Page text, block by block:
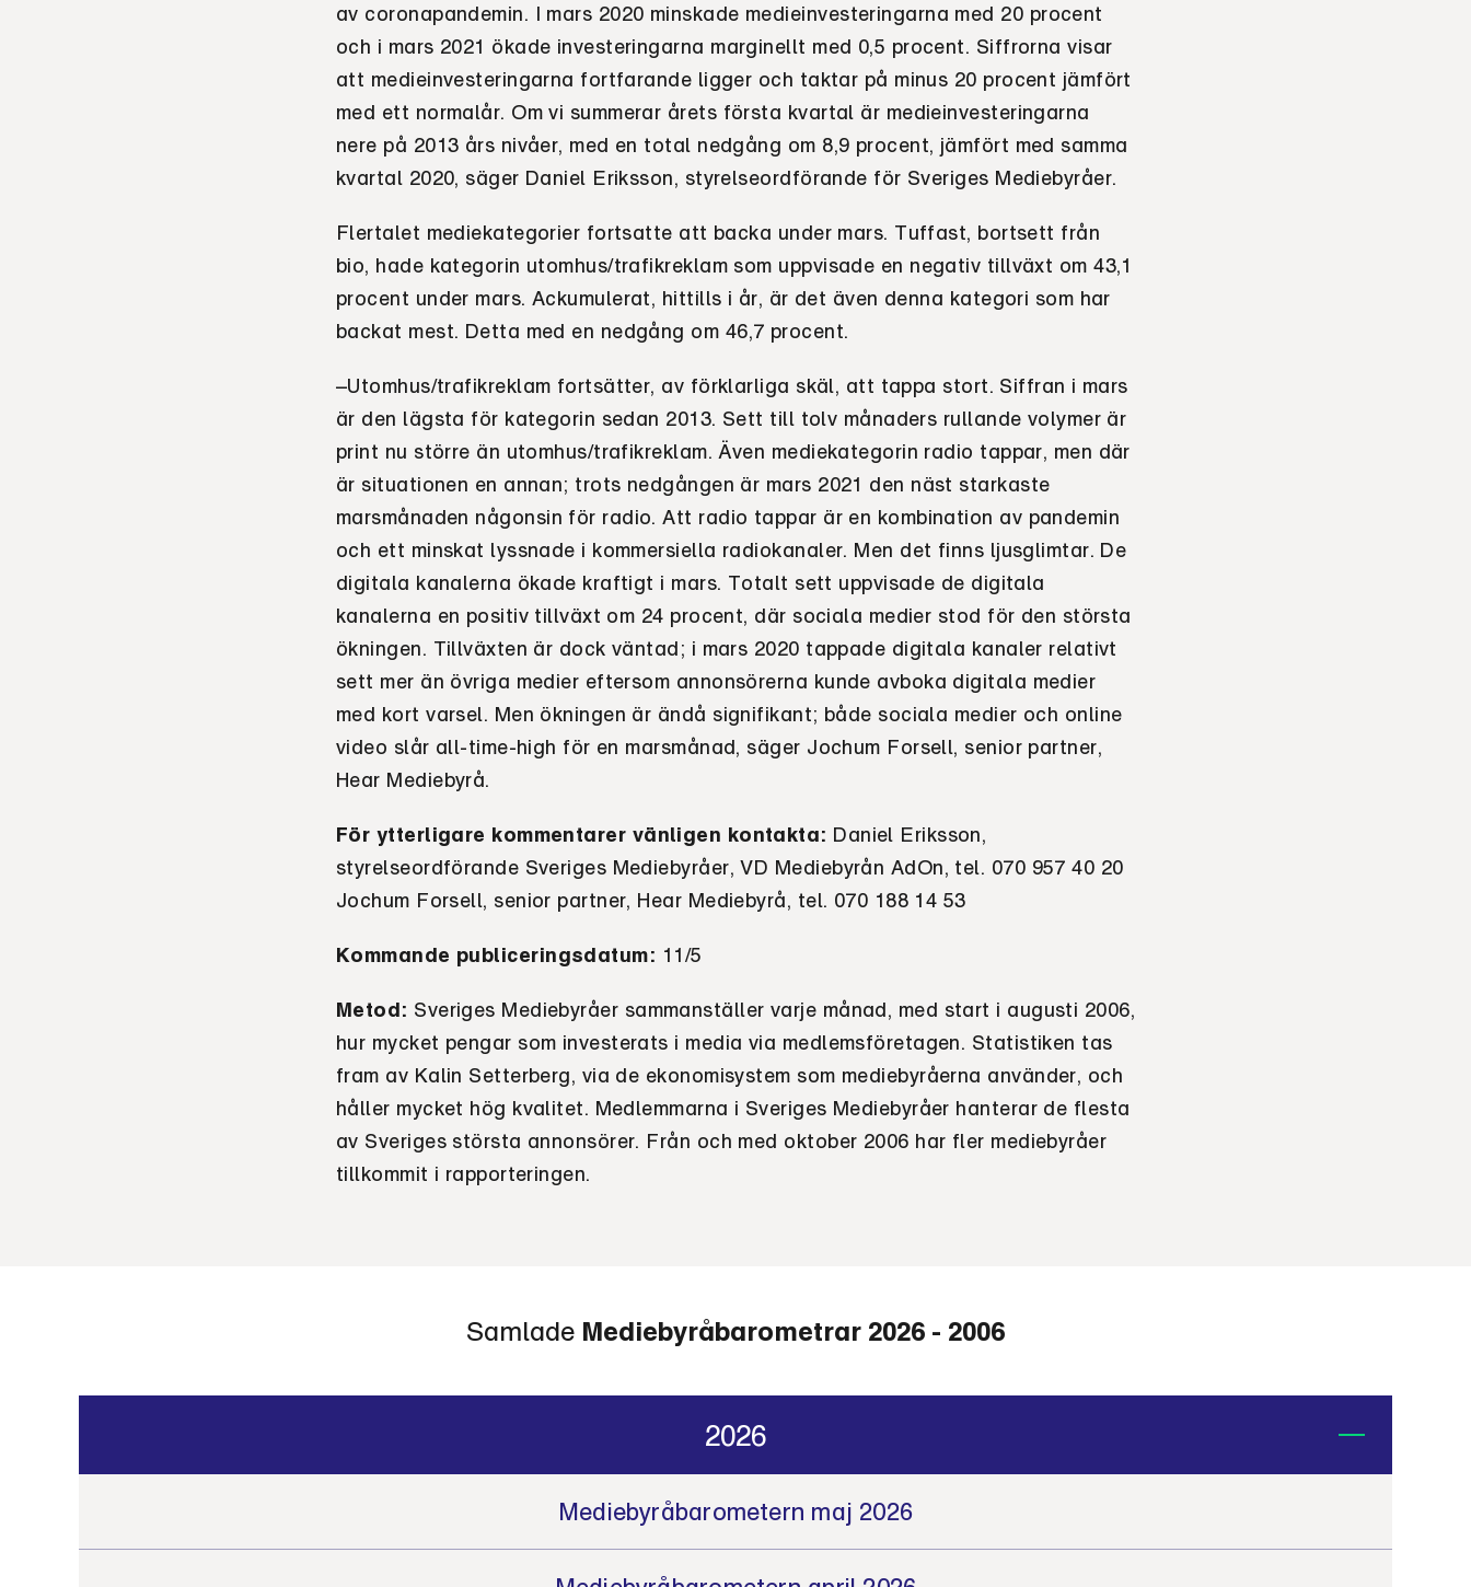
av coronapandemin. I mars 2020 minskade medieinvesteringarna med 20 procent
och i mars 2021 ökade investeringarna marginellt med 0,5 procent. Siffrorna visar
att medieinvesteringarna fortfarande ligger och taktar på minus 20 procent jämfört
med ett normalår. Om vi summerar årets första kvartal är medieinvesteringarna
nere på 2013 års nivåer, med en total nedgång om 8,9 procent, jämfört med samma
kvartal 2020, säger Daniel Eriksson, styrelseordförande för Sveriges Mediebyråer.
Flertalet mediekategorier fortsatte att backa under mars. Tuffast, bortsett från
bio, hade kategorin utomhus/trafikreklam som uppvisade en negativ tillväxt om 43,1
procent under mars. Ackumulerat, hittills i år, är det även denna kategori som har
backat mest. Detta med en nedgång om 46,7 procent.
–Utomhus/trafikreklam fortsätter, av förklarliga skäl, att tappa stort. Siffran i mars
är den lägsta för kategorin sedan 2013. Sett till tolv månaders rullande volymer är
print nu större än utomhus/trafikreklam. Även mediekategorin radio tappar, men där
är situationen en annan; trots nedgången är mars 2021 den näst starkaste
marsmånaden någonsin för radio. Att radio tappar är en kombination av pandemin
och ett minskat lyssnade i kommersiella radiokanaler. Men det finns ljusglimtar. De
digitala kanalerna ökade kraftigt i mars. Totalt sett uppvisade de digitala
kanalerna en positiv tillväxt om 24 procent, där sociala medier stod för den största
ökningen. Tillväxten är dock väntad; i mars 2020 tappade digitala kanaler relativt
sett mer än övriga medier eftersom annonsörerna kunde avboka digitala medier
med kort varsel. Men ökningen är ändå signifikant; både sociala medier och online
video slår all-time-high för en marsmånad, säger Jochum Forsell, senior partner,
Hear Mediebyrå.
För ytterligare kommentarer vänligen kontakta: Daniel Eriksson,
styrelseordförande Sveriges Mediebyråer, VD Mediebyrån AdOn, tel. 070 957 40 20
Jochum Forsell, senior partner, Hear Mediebyrå, tel. 070 188 14 53
Kommande publiceringsdatum: 11/5
Metod: Sveriges Mediebyråer sammanställer varje månad, med start i augusti 2006,
hur mycket pengar som investerats i media via medlemsföretagen. Statistiken tas
fram av Kalin Setterberg, via de ekonomisystem som mediebyråerna använder, och
håller mycket hög kvalitet. Medlemmarna i Sveriges Mediebyråer hanterar de flesta
av Sveriges största annonsörer. Från och med oktober 2006 har fler mediebyråer
tillkommit i rapporteringen.
Samlade Mediebyråbarometrar 2026 - 2006
2026
Mediebyråbarometern maj 2026